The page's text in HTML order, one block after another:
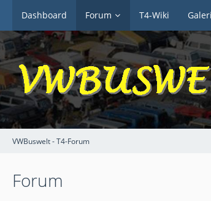
Dashboard Forum T4-Wiki
VWBuswelt - T4-Forum
Forum